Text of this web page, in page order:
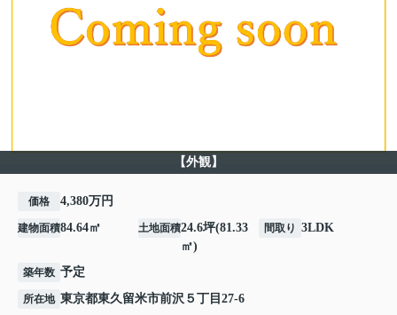
【外観】
価格 4,380万円
建物面積84.64㎡ 土地面積24.6坪(81.33
㎡)
間取り 3LDK
築年数 予定
所在地 東京都東久留米市前沢 ５丁目27-6